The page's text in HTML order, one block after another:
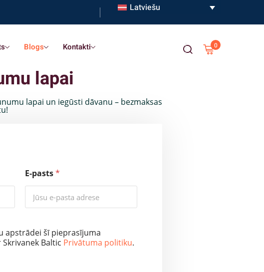
Latviešu
Blogs Kontakti 0
lapai
lapai un iegūsti dāvanu – bezmaksas
E-pasts*
apstrādei šī pieprasījuma
Baltic Privātuma politiku.